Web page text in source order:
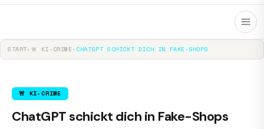
START▸ 🚨 KI-CRIME▸ CHATGPT SCHICKT DICH IN FAKE-SHOPS
🚨 KI-CRIME
ChatGPT schickt dich in Fake-Shops